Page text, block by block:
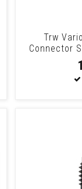
Trw
Connector